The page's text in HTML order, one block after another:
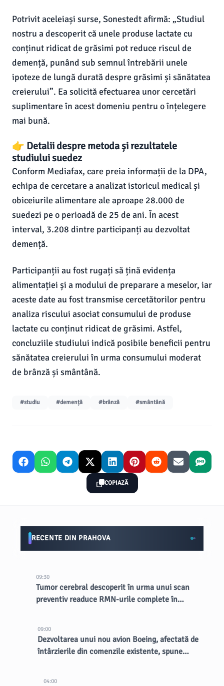
Potrivit aceleiași surse, Sonestedt afirmă: „Studiul
nostru a descoperit că unele produse lactate cu
conținut ridicat de grăsimi pot reduce riscul de
demență, punând sub semnul întrebării unele
ipoteze de lungă durată despre grăsimi și sănătatea
creierului”. Ea solicită efectuarea unor cercetări
suplimentare în acest domeniu pentru o înțelegere
mai bună.
👉 Detalii despre metoda și rezultatele
studiului suedez
Conform Mediafax, care preia informații de la DPA,
echipa de cercetare a analizat istoricul medical și
obiceiurile alimentare ale aproape 28.000 de
suedezi pe o perioadă de 25 de ani. În acest
interval, 3.208 dintre participanți au dezvoltat
demență.
Participanții au fost rugați să țină evidența
alimentației și a modului de preparare a meselor, iar
aceste date au fost transmise cercetătorilor pentru
analiza riscului asociat consumului de produse
lactate cu conținut ridicat de grăsimi. Astfel,
concluziile studiului indică posibile beneficii pentru
sănătatea creierului în urma consumului moderat
de brânză și smântână.
#studiu #demență #brânză #smântână
COPIAZĂ
RECENTE DIN PRAHOVA
09:30
Tumor cerebral descoperit în urma unui scan
preventiv readuce RMN-urile complete în
09:00
Dezvoltarea unui nou avion Boeing, afectată de
întârzierile din comenzile existente, spune
04:00